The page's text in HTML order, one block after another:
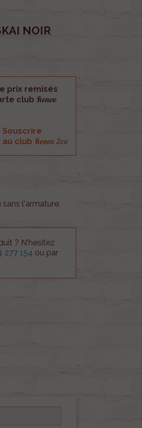
NOIR
prix remisés
club Renov
Souscrire
au club Renov 2cv
l'armature.
? N'hésitez
277 154 ou par